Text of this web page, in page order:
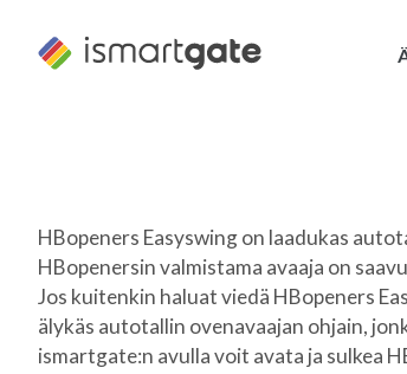
sisältöön
HBopeners Easyswing on laadukas
HBopenersin valmistama avaaja on
Jos kuitenkin haluat viedä HBopeners
älykäs autotallin ovenavaajan ohjain,
ismartgate:n avulla voit avata ja sulkea